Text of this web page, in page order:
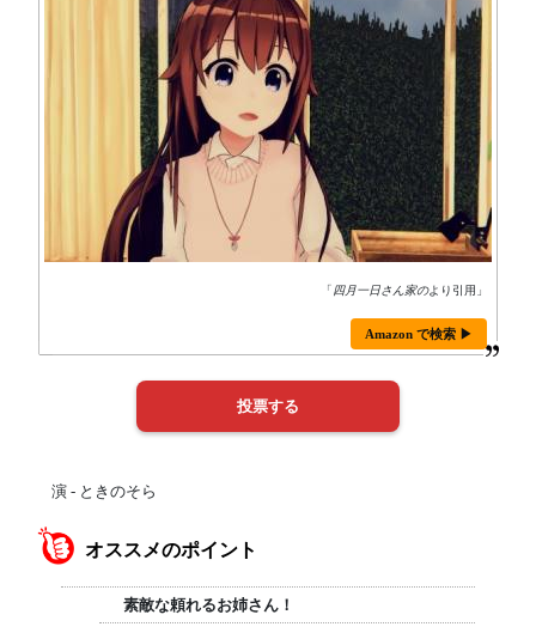
「四月一日さん家のより引用」
Amazon で検索 ▶
演 - ときのそら
オススメのポイント
素敵な頼れるお姉さん！